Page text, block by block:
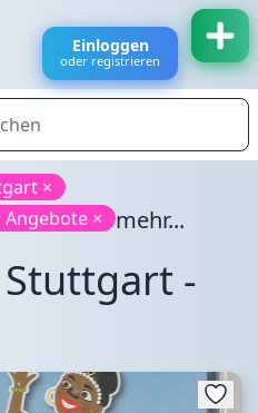
Einloggen
oder registrieren
×
Angebote × mehr...
-